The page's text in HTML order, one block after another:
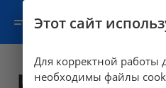
Этот сайт
Для корректной работы
необходимы файлы